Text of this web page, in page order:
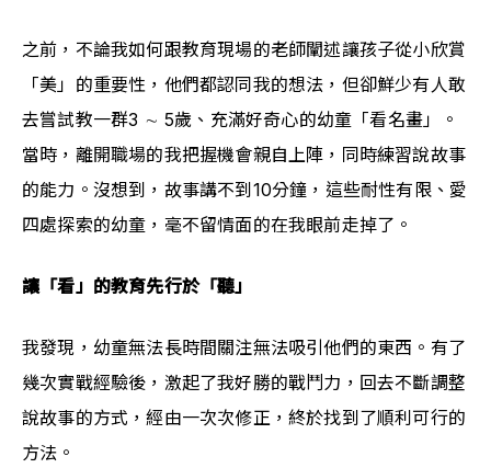
之前，不論我如何跟教育現場的老師闡述讓孩子從小欣賞
「美」的重要性，他們都認同我的想法，但卻鮮少有人敢
去嘗試教一群3 ∼ 5歲、充滿好奇心的幼童「看名畫」。
當時，離開職場的我把握機會親自上陣，同時練習說故事
的能力。沒想到，故事講不到10分鐘，這些耐性有限、愛
四處探索的幼童，毫不留情面的在我眼前走掉了。
讓「看」的教育先行於「聽」
我發現，幼童無法長時間關注無法吸引他們的東西。有了
幾次實戰經驗後，激起了我好勝的戰鬥力，回去不斷調整
說故事的方式，經由一次次修正，終於找到了順利可行的
方法。